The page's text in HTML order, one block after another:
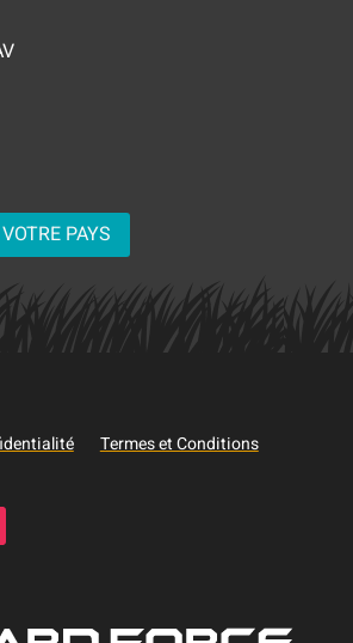
PAYS
Termes et Conditions